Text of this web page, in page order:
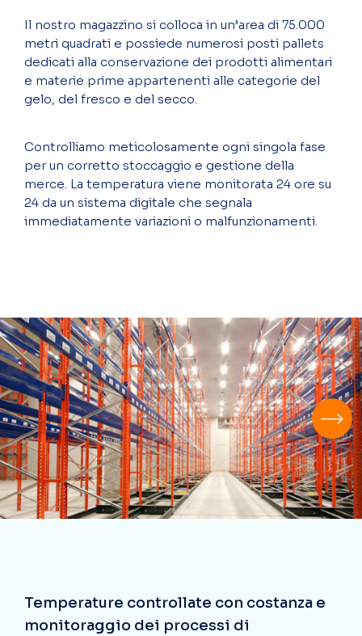
Il nostro magazzino si colloca in un’area di 75.000
metri quadrati e possiede numerosi posti pallets
dedicati alla conservazione dei prodotti alimentari
e materie prime appartenenti alle categorie del
gelo, del fresco e del secco.
Controlliamo meticolosamente ogni singola fase
per un corretto stoccaggio e gestione della
merce. La temperatura viene monitorata 24 ore su
24 da un sistema digitale che segnala
immediatamente variazioni o malfunzionamenti.
Temperature controllate con costanza e
monitoraggio dei processi di